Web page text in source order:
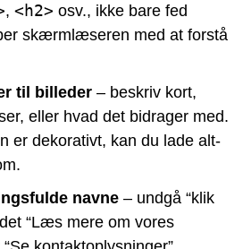
, <h2> osv., ikke bare fed
skærmlæseren med at forstå
til billeder – beskriv kort,
eller hvad det bidrager med.
er dekorativt, kan du lade alt-
navne – undgå “klik
“Læs mere om vores